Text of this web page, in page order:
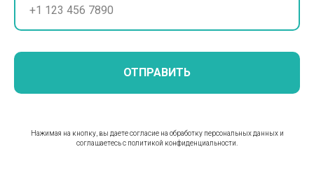
ОТПРАВИТЬ
Нажимая на кнопку, вы даете согласие на обработку персональных данных и
соглашаетесь c политикой конфиденциальности.